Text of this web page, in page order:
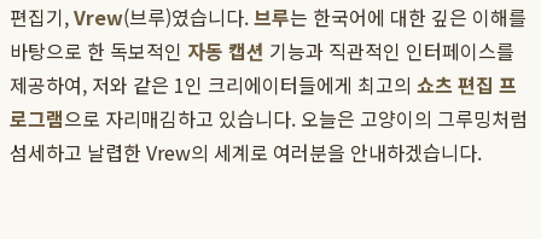
편집기,Vrew(브루)였습니다.브루는 한국어에 대한 깊은 이해를
바탕으로 한 독보적인 자동 캡션 기능과 직관적인 인터페이스를
제공하여, 저와 같은 1인 크리에이터들에게 최고의 쇼츠 편집 프
로그램으로 자리매김하고 있습니다. 오늘은 고양이의 그루밍처럼
섬세하고 날렵한 Vrew의 세계로 여러분을 안내하겠습니다.